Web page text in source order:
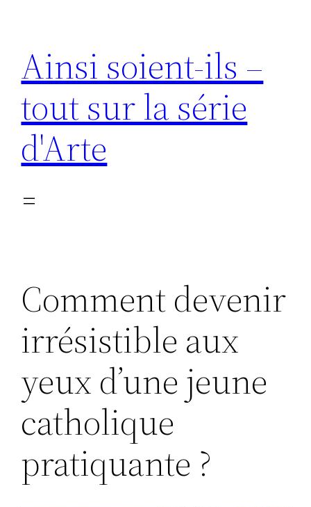
contenu
Ainsi soient-ils –
tout sur la série
d'Arte
Comment devenir
irrésistible aux
yeux d’une jeune
catholique
pratiquante ?